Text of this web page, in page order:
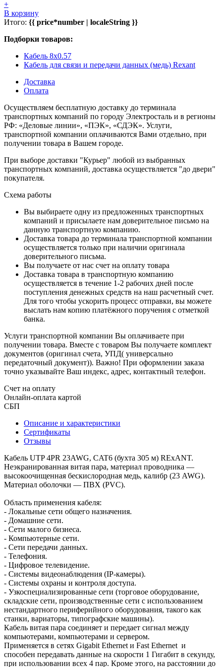
+
В корзину
Итого: {{ price*number | localeString }}
Подборки товаров:
Кабель 8x0.57
Кабель для связи и передачи данных (медь) Rexant
Доставка
Оплата
Осуществляем бесплатную доставку до терминала
транспортных компаний по городу Электросталь и в регионы
РФ: «Деловые линии», «ПЭК», «СДЭК». Услуги,
транспортной компании оплачиваются Вами отдельно, при
получении товара в Вашем городе.
При выборе доставки "Курьер" любой из выбранных
транспортных компаний, доставка осуществляется "до двери"
покупателя.
Схема работы
Вы выбираете одну из предложенных транспортных
компаний и присылаете нам доверительное письмо на
данную транспортную компанию.
Доставка товара до терминала транспортной компании
осуществляется только при наличии оригинала
доверительного письма.
Вы получаете от нас счет на оплату товара
Доставка товара в транспортную компанию
осуществляется в течение 1-2 рабочих дней после
поступления денежных средств на наш расчетный счет.
Для того чтобы ускорить процесс отправки, вы можете
выслать нам копию платёжного поручения с отметкой
банка.
Услуги транспортной компании Вы оплачиваете при
получении товара. Вместе с товаром Вы получаете комплект
документов (оригинал счета, УПД( универсально
передаточный документ)). Важно! При оформлении заказа
точно указывайте Ваш индекс, адрес, контактный телефон.
Счет на оплату
Онлайн-оплата картой
СБП
Описание и характеристики
Сертификаты
Отзывы
Кабель UTP 4PR 23AWG, CAT6 (бухта 305 м) REхANT.
Неэкранированная витая пара, материал проводника —
высокоочищенная бескислородная медь, калибр (23 AWG).
Материал оболочки — ПВХ (PVC).
Область применения кабеля:
- Локальные сети общего назначения.
- Домашние сети.
- Сети малого бизнеса.
- Компьютерные сети.
- Сети передачи данных.
- Телефония.
- Цифровое телевидение.
- Системы видеонаблюдения (IP-камеры).
- Системы охраны и контроля доступа.
- Узкоспециализированные сети (торговое оборудование,
складские сети, производственные сети с использованием
нестандартного периферийного оборудования, такого как
станки, вариаторы, типографские машины).
Кабель витая пара соединяет и передает сигнал между
компьютерами, компьютерами и сервером.
Применяется в сетях Gigabit Ethernet и Fast Ethernet и
способен передавать данные на скорости 1 Гигабит в секунду,
при использовании всех 4 пар. Кроме этого, на расстоянии до